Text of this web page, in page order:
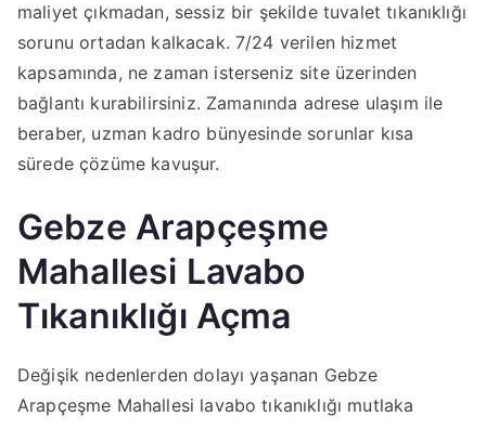
maliyet çıkmadan, sessiz bir şekilde tuvalet tıkanıklığı
sorunu ortadan kalkacak. 7/24 verilen hizmet
kapsamında, ne zaman isterseniz site üzerinden
bağlantı kurabilirsiniz. Zamanında adrese ulaşım ile
beraber, uzman kadro bünyesinde sorunlar kısa
sürede çözüme kavuşur.
Gebze Arapçeşme
Mahallesi Lavabo
Tıkanıklığı Açma
Değişik nedenlerden dolayı yaşanan Gebze
Arapçeşme Mahallesi lavabo tıkanıklığı mutlaka